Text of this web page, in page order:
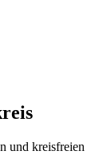
und kreisfreien